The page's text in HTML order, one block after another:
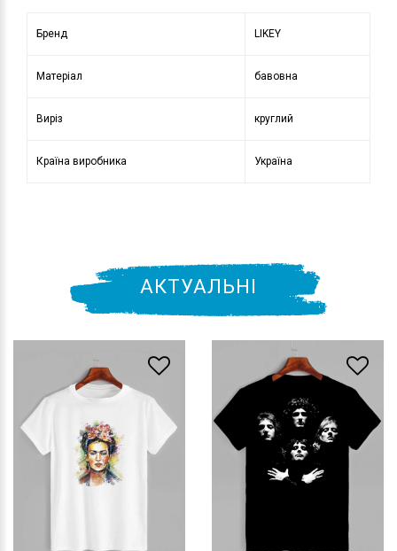
Бренд LIKEY
Матеріал бавовна
Виріз круглий
Країна виробника Україна
АКТУАЛЬНІ